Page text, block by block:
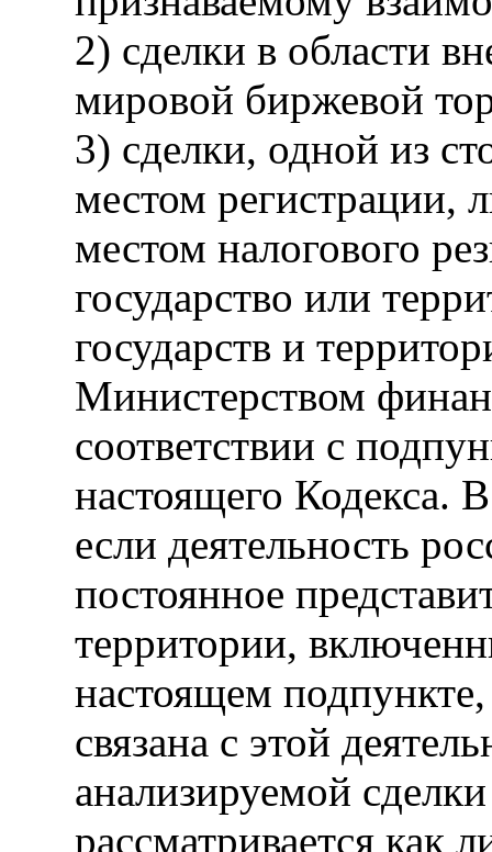
2) сделки в области
мировой биржевой
3) сделки, одной из
местом регистрации,
местом налогового
государство или
государств и
Министерством
соответствии с
настоящего Кодекса.
если деятельность
постоянное
территории,
настоящем
связана с этой
анализируемой
рассматривается как